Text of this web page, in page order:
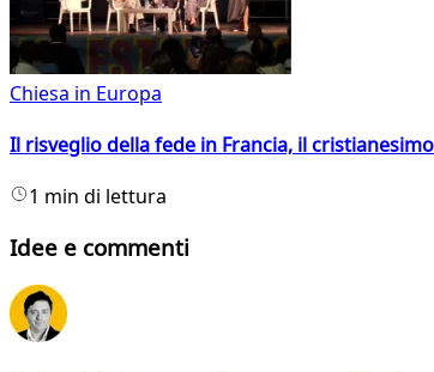
Chiesa in Europa
Il risveglio della fede in Francia, il
1 min di lettura
Idee e commenti